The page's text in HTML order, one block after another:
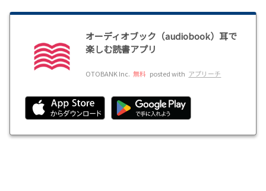
オーディオブック（audiobook）耳で
楽しむ読書アプリ
OTOBANK Inc. 無料 posted with アプリーチ